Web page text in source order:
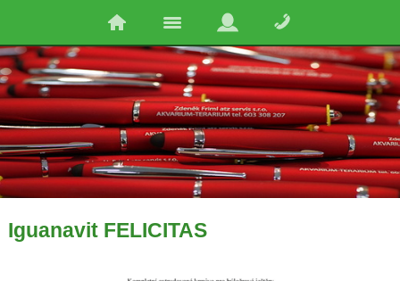
Iguanavit FELICITAS